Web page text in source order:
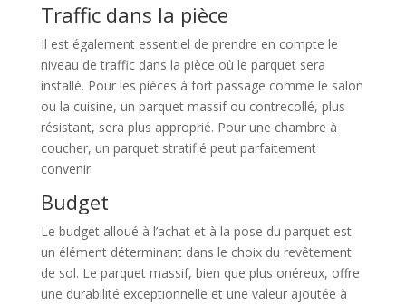
Traffic dans la pièce
Il est également essentiel de prendre en compte le
niveau de traffic dans la pièce où le parquet sera
installé. Pour les pièces à fort passage comme le salon
ou la cuisine, un parquet massif ou contrecollé, plus
résistant, sera plus approprié. Pour une chambre à
coucher, un parquet stratifié peut parfaitement
convenir.
Budget
Le budget alloué à l’achat et à la pose du parquet est
un élément déterminant dans le choix du revêtement
de sol. Le parquet massif, bien que plus onéreux, offre
une durabilité exceptionnelle et une valeur ajoutée à